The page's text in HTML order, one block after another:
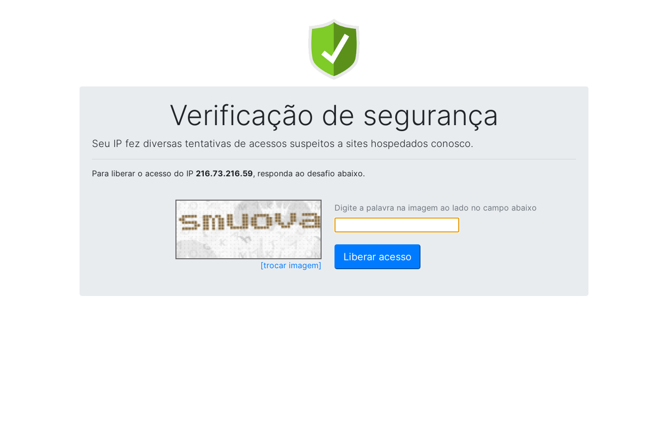
Verificação de segurança
Seu IP fez diversas tentativas de acessos suspeitos a sites hospedados conosco.
Para liberar o acesso do IP 216.73.216.59, responda ao desafio abaixo.
[trocar imagem]
Digite a palavra na imagem ao lado no campo abaixo